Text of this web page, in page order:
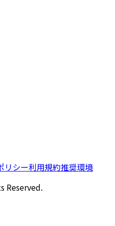
リシー利用規約推奨環境
Reserved.